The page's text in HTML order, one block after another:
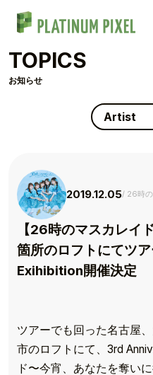
TOPICS
お知らせ
Artist
2019.12.05 26時
【26時のマスカレイ
箇所のロフトにてツ
Exihibition開催決定
ツアーでも回った名古屋
市のロフトにて、3rd
ド〜今宵、あなたを奪い